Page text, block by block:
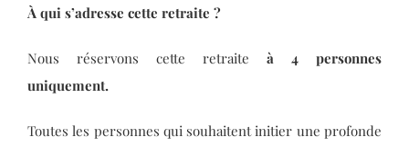
À qui s’adresse cette retraite ?
Nous réservons cette retraite à 4 personnes
uniquement.
Toutes les personnes qui souhaitent initier une profonde